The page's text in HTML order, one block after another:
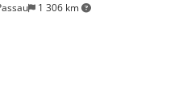
1 306 km